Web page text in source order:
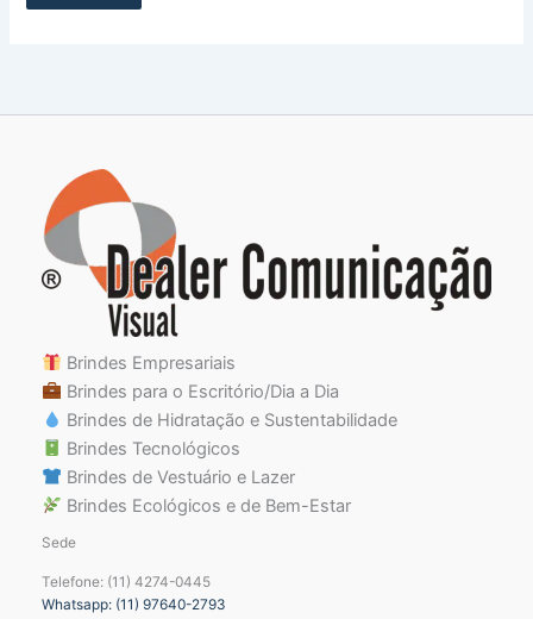
Brindes Empresariais
Brindes para o Escritório/Dia a Dia
Brindes de Hidratação e Sustentabilidade
Brindes Tecnológicos
Brindes de Vestuário e Lazer
Brindes Ecológicos e de Bem-Estar
Sede
Telefone: (11) 4274-0445
Whatsapp: (11) 97640-2793